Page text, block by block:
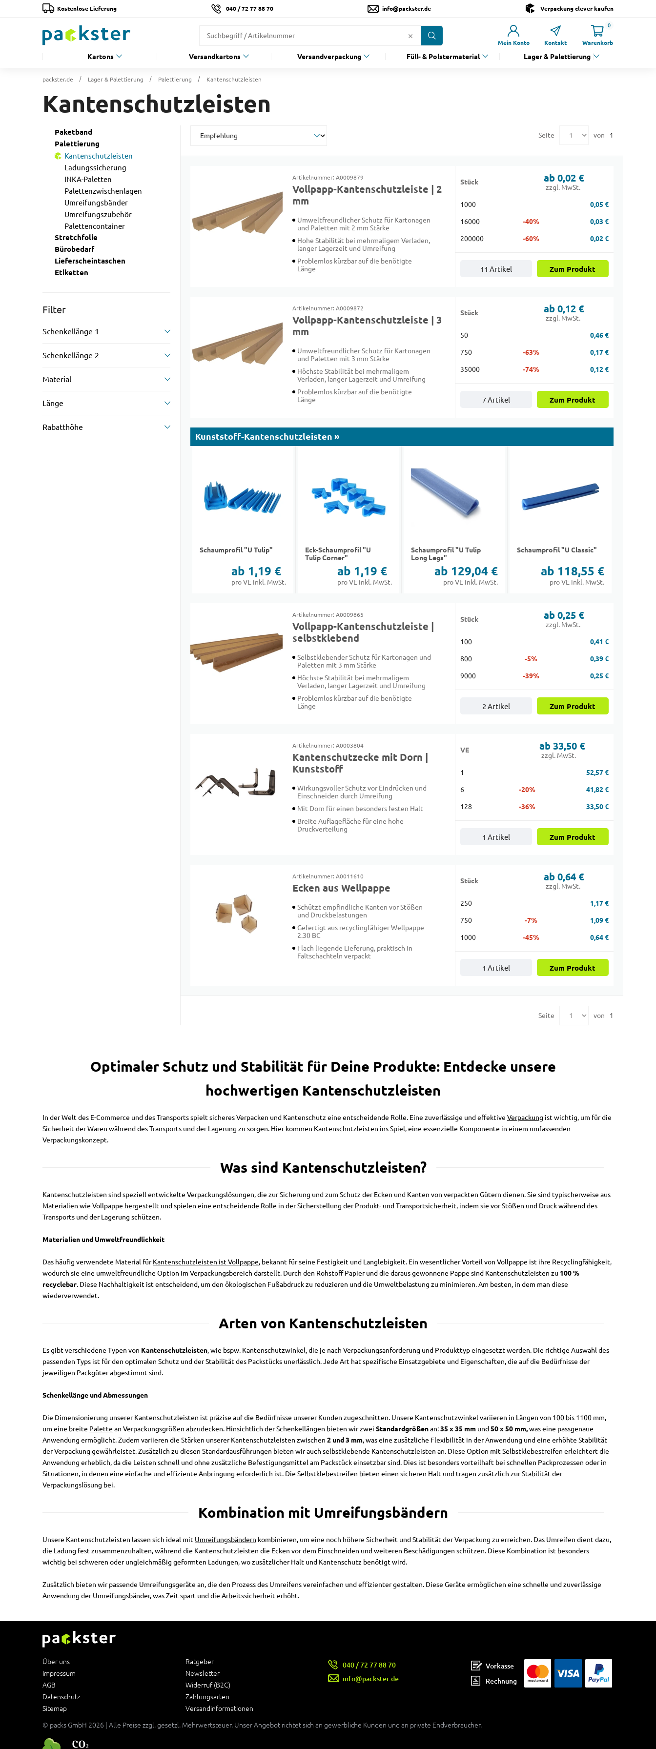
Kostenlose Lieferung 040 / 72 77 88 70 info@packster.de Verpackung clever kaufen
Mein Konto Kontakt
0
Warenkorb
Kartons Versandkartons Versandverpackung Füll- & Polstermaterial Lager & Palettierung
packster.de Lager & Palettierung Palettierung Kantenschutzleisten
Kantenschutzleisten
Paketband
Palettierung
Kantenschutzleisten
Ladungssicherung
INKA-Paletten
Palettenzwischenlagen
Umreifungsbänder
Umreifungszubehör
Palettencontainer
Stretchfolie
Bürobedarf
Lieferscheintaschen
Etiketten
Filter
Schenkellänge 1
Schenkellänge 2
Material
Länge
Rabatthöhe
Seite von 1
Artikelnummer: A0009879
Vollpapp-Kantenschutzleiste | 2
mm
Umweltfreundlicher Schutz für Kartonagen
und Paletten mit 2 mm Stärke
Hohe Stabilität bei mehrmaligem Verladen,
langer Lagerzeit und Umreifung
Problemlos kürzbar auf die benötigte
Länge
Stück ab 0,02 €
zzgl. MwSt.
1000 0,05 €
16000 -40% 0,03 €
200000 -60% 0,02 €
11 Artikel Zum Produkt
Artikelnummer: A0009872
Vollpapp-Kantenschutzleiste | 3
mm
Umweltfreundlicher Schutz für Kartonagen
und Paletten mit 3 mm Stärke
Höchste Stabilität bei mehrmaligem
Verladen, langer Lagerzeit und Umreifung
Problemlos kürzbar auf die benötigte
Länge
Stück ab 0,12 €
zzgl. MwSt.
50 0,46 €
750 -63% 0,17 €
35000 -74% 0,12 €
7 Artikel Zum Produkt
Kunststoff-Kantenschutzleisten »
Schaumprofil "U Tulip"
ab 1,19 €
pro VE inkl. MwSt.
Eck-Schaumprofil "U
Tulip Corner"
ab 1,19 €
pro VE inkl. MwSt.
Schaumprofil "U Tulip
Long Legs"
ab 129,04 €
pro VE inkl. MwSt.
Schaumprofil "U Classic"
ab 118,55 €
pro VE inkl. MwSt.
Artikelnummer: A0009865
Vollpapp-Kantenschutzleiste |
selbstklebend
Selbstklebender Schutz für Kartonagen und
Paletten mit 3 mm Stärke
Höchste Stabilität bei mehrmaligem
Verladen, langer Lagerzeit und Umreifung
Problemlos kürzbar auf die benötigte
Länge
Stück ab 0,25 €
zzgl. MwSt.
100 0,41 €
800 -5% 0,39 €
9000 -39% 0,25 €
2 Artikel Zum Produkt
Artikelnummer: A0003804
Kantenschutzecke mit Dorn |
Kunststoff
Wirkungsvoller Schutz vor Eindrücken und
Einschneiden durch Umreifung
Mit Dorn für einen besonders festen Halt
Breite Auflagefläche für eine hohe
Druckverteilung
VE ab 33,50 €
zzgl. MwSt.
1 52,57 €
6 -20% 41,82 €
128 -36% 33,50 €
1 Artikel Zum Produkt
Artikelnummer: A0011610
Ecken aus Wellpappe
Schützt empfindliche Kanten vor Stößen
und Druckbelastungen
Gefertigt aus recyclingfähiger Wellpappe
2.30 BC
Flach liegende Lieferung, praktisch in
Faltschachteln verpackt
Stück ab 0,64 €
zzgl. MwSt.
250 1,17 €
750 -7% 1,09 €
1000 -45% 0,64 €
1 Artikel Zum Produkt
Seite von 1
Optimaler Schutz und Stabilität für Deine Produkte: Entdecke unsere
hochwertigen Kantenschutzleisten
In der Welt des E-Commerce und des Transports spielt sicheres Verpacken und Kantenschutz eine entscheidende Rolle. Eine zuverlässige und effektive Verpackung ist wichtig, um für die
Sicherheit der Waren während des Transports und der Lagerung zu sorgen. Hier kommen Kantenschutzleisten ins Spiel, eine essenzielle Komponente in einem umfassenden
Verpackungskonzept.
Was sind Kantenschutzleisten?
Kantenschutzleisten sind speziell entwickelte Verpackungslösungen, die zur Sicherung und zum Schutz der Ecken und Kanten von verpackten Gütern dienen. Sie sind typischerweise aus
Materialien wie Vollpappe hergestellt und spielen eine entscheidende Rolle in der Sicherstellung der Produkt- und Transportsicherheit, indem sie vor Stößen und Druck während des
Transports und der Lagerung schützen.
Materialien und Umweltfreundlichkeit
Das häufig verwendete Material fürKantenschutzleisten ist Vollpappe, bekannt für seine Festigkeit und Langlebigkeit. Ein wesentlicher Vorteil von Vollpappe ist ihre Recyclingfähigkeit,
wodurch sie eine umweltfreundliche Option im Verpackungsbereich darstellt. Durch den Rohstoff Papier und die daraus gewonnene Pappe sind Kantenschutzleisten zu 100 %
recyclebar. Diese Nachhaltigkeit ist entscheidend, um den ökologischen Fußabdruck zu reduzieren und die Umweltbelastung zu minimieren. Am besten, in dem man diese
wiederverwendet.
Arten von Kantenschutzleisten
Es gibt verschiedene Typen von Kantenschutzleisten, wie bspw. Kantenschutzwinkel, die je nach Verpackungsanforderung und Produkttyp eingesetzt werden. Die richtige Auswahl des
passenden Typs ist für den optimalen Schutz und der Stabilität des Packstücks unerlässlich. Jede Art hat spezifische Einsatzgebiete und Eigenschaften, die auf die Bedürfnisse der
jeweiligen Packgüter abgestimmt sind.
Schenkellänge und Abmessungen
Die Dimensionierung unserer Kantenschutzleisten ist präzise auf die Bedürfnisse unserer Kunden zugeschnitten. Unsere Kantenschutzwinkel variieren in Längen von 100 bis 1100 mm,
um eine breite Palette an Verpackungsgrößen abzudecken. Hinsichtlich der Schenkellängen bieten wir zwei Standardgrößenan:35 x 35 mm und 50 x 50 mm,was eine passgenaue
Anwendung ermöglicht. Zudem variieren die Stärken unserer Kantenschutzleisten zwischen 2 und 3 mm, was eine zusätzliche Flexibilität in der Anwendung und eine erhöhte Stabilität
der Verpackung gewährleistet. Zusätzlich zu diesen Standardausführungen bieten wir auch selbstklebende Kantenschutzleisten an. Diese Option mit Selbstklebestreifen erleichtert die
Anwendung erheblich, da die Leisten schnell und ohne zusätzliche Befestigungsmittel am Packstück einsetzbar sind. Dies ist besonders vorteilhaft bei schnellen Packprozessen oder in
Situationen, in denen eine einfache und effiziente Anbringung erforderlich ist. Die Selbstklebestreifen bieten einen sicheren Halt und tragen zusätzlich zur Stabilität der
Verpackungslösung bei.
Kombination mit Umreifungsbändern
Unsere Kantenschutzleisten lassen sich ideal mit Umreifungsbändern kombinieren, um eine noch höhere Sicherheit und Stabilität der Verpackung zu erreichen. Das Umreifen dient dazu,
die Ladung fest zusammenzuhalten, während die Kantenschutzleisten die Ecken vor dem Einschneiden und weiteren Beschädigungen schützen. Diese Kombination ist besonders
wichtig bei schweren oder ungleichmäßig geformten Ladungen, wo zusätzlicher Halt und Kantenschutz benötigt wird.
Zusätzlich bieten wir passende Umreifungsgeräte an, die den Prozess des Umreifens vereinfachen und effizienter gestalten. Diese Geräte ermöglichen eine schnelle und zuverlässige
Anwendung der Umreifungsbänder, was Zeit spart und die Arbeitssicherheit erhöht.
Über uns
Impressum
AGB
Datenschutz
Sitemap
Ratgeber
Newsletter
Widerruf (B2C)
Zahlungsarten
Versandinformationen
040 / 72 77 88 70
info@packster.de
Vorkasse
Rechnung
© packs GmbH 2026 | Alle Preise zzgl. gesetzl. Mehrwertsteuer. Unser Angebot richtet sich an gewerbliche Kunden und an private Endverbraucher.